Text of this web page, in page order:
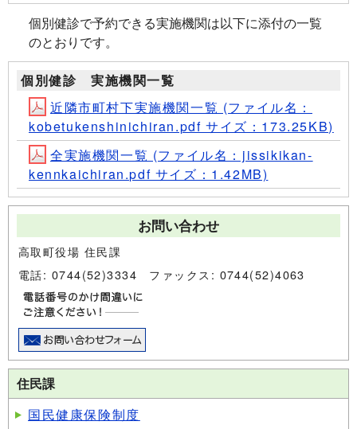
個別健診で予約できる実施機関は以下に添付の一覧
のとおりです。
個別健診 実施機関一覧
近隣市町村下実施機関一覧 (ファイル名：
kobetukenshinichiran.pdf サイズ：173.25KB)
全実施機関一覧 (ファイル名：jissikikan-
kennkaichiran.pdf サイズ：1.42MB)
お問い合わせ
高取町役場 住民課
電話: 0744(52)3334 ファックス: 0744(52)4063
住民課
国民健康保険制度